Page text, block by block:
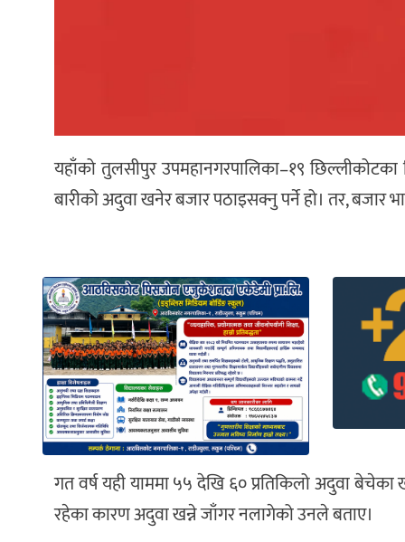
यहाँको तुलसीपुर उपमहानगरपालिका–१९
बारीको अदुवा खनेर बजार पठाइसक्नु पर्ने हो। तर,
गत वर्ष यही याममा ५५ देखि ६० प्रतिकिलो अदुवा
रहेका कारण अदुवा खन्ने जाँगर नलागेको उनले बताए।